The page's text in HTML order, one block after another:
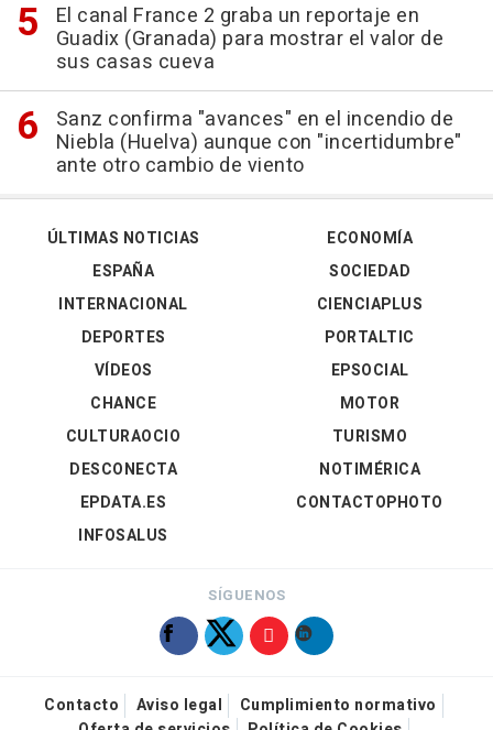
El canal France 2 graba un reportaje en
Guadix (Granada) para mostrar el valor de
sus casas cueva
Sanz confirma "avances" en el incendio de
Niebla (Huelva) aunque con "incertidumbre"
ante otro cambio de viento
ÚLTIMAS NOTICIAS
ESPAÑA
INTERNACIONAL
DEPORTES
VÍDEOS
ECONOMÍA
SOCIEDAD
CIENCIAPLUS
PORTALTIC
EPSOCIAL
CHANCE
CULTURAOCIO
DESCONECTA
EPDATA.ES
INFOSALUS
MOTOR
TURISMO
NOTIMÉRICA
CONTACTOPHOTO
SÍGUENOS
Contacto Aviso legal
Cumplimiento normativo